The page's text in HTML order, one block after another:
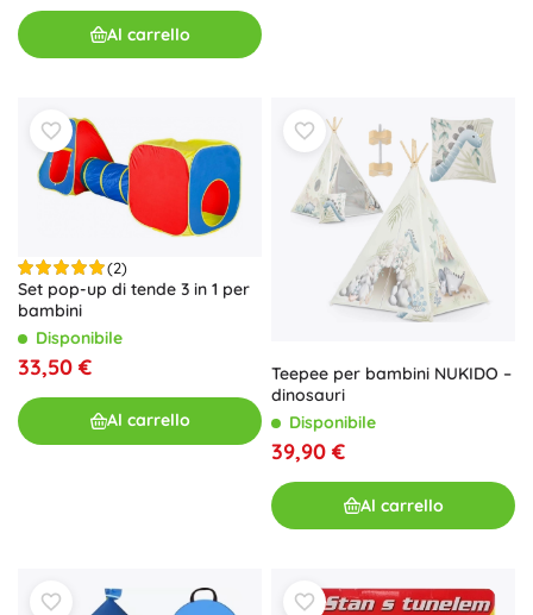
Al carrello
(2)
Set pop-up di tende 3 in 1 per
bambini
Disponibile
33,50 €
Al carrello
Teepee per bambini NUKIDO –
dinosauri
Disponibile
39,90 €
Al carrello